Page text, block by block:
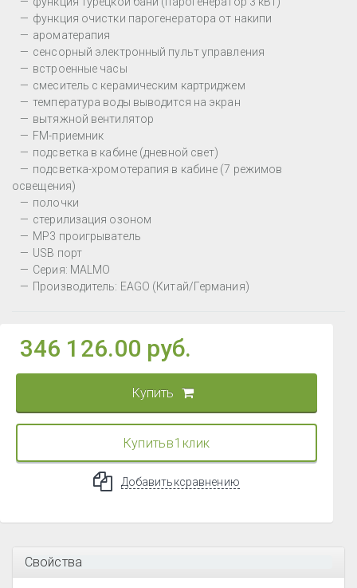
функция очистки парогенератора от накипи
ароматерапия
сенсорный электронный пульт управления
встроенные часы
смеситель с керамическим картриджем
температура воды выводится на экран
вытяжной вентилятор
FM-приемник
подсветка в кабине (дневной свет)
подсветка-хромотерапия в кабине (7 режимов
освещения)
полочки
стерилизация озоном
МР3 проигрыватель
USB порт
Серия: MALMO
Производитель: EAGO (Китай/Германия)
346 126.00 руб.
Купить
Купить в 1 клик
Добавить к сравнению
Свойства